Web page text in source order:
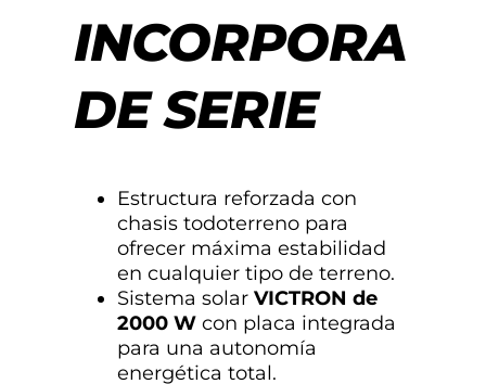
INCORPORA
DE SERIE
Estructura reforzada con
chasis todoterreno para
ofrecer máxima estabilidad
en cualquier tipo de terreno.
Sistema solar VICTRON de
2000 W con placa integrada
para una autonomía
energética total.